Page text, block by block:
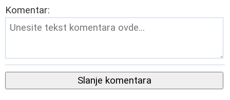
Komentar:
Slanje komentara